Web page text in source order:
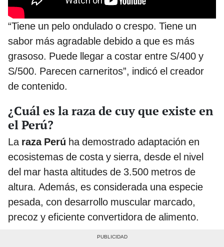
“Tiene un pelo ondulado o crespo. Tiene un
sabor más agradable debido a que es más
grasoso. Puede llegar a costar entre S/400 y
S/500. Parecen carneritos”, indicó el creador
de contenido.
¿Cuál es la raza de cuy que existe en
el Perú?
La raza Perú ha demostrado adaptación en
ecosistemas de costa y sierra, desde el nivel
del mar hasta altitudes de 3.500 metros de
altura. Además, es considerada una especie
pesada, con desarrollo muscular marcado,
precoz y eficiente convertidora de alimento.